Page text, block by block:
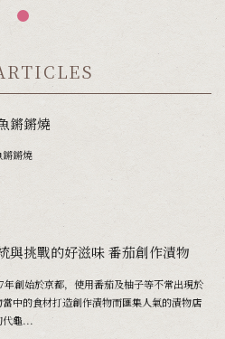
鏘鏘燒
鏘鏘燒
與挑戰的好滋味 番茄創作漬物
年創始於京都，使用番茄及柚子等不常出現於
當中的食材打造創作漬物而匯集人氣的漬物店
代龜...